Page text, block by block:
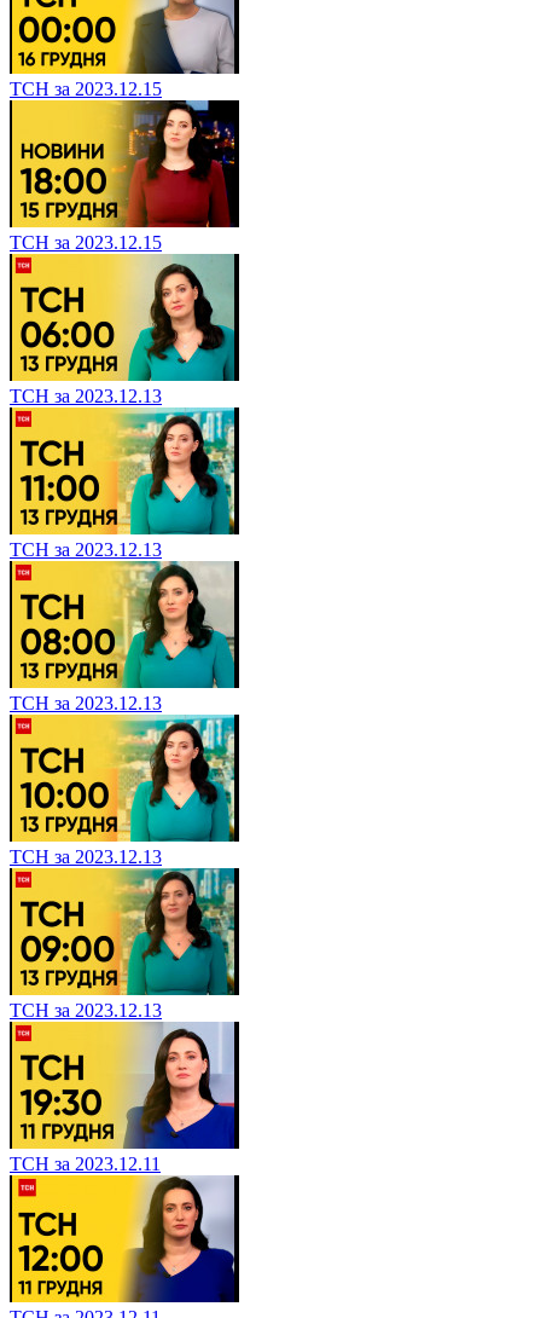
ТСН за 2023.12.15
ТСН за 2023.12.15
ТСН за 2023.12.13
ТСН за 2023.12.13
ТСН за 2023.12.13
ТСН за 2023.12.13
ТСН за 2023.12.13
ТСН за 2023.12.11